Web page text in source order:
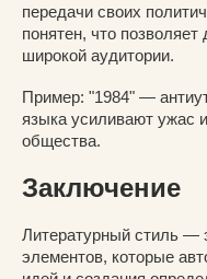
передачи своих
понятен, что
широкой аудитории.
Пример: "1984" —
языка усиливают ужас
общества.
Заключение
Литературный стиль —
элементов, которые